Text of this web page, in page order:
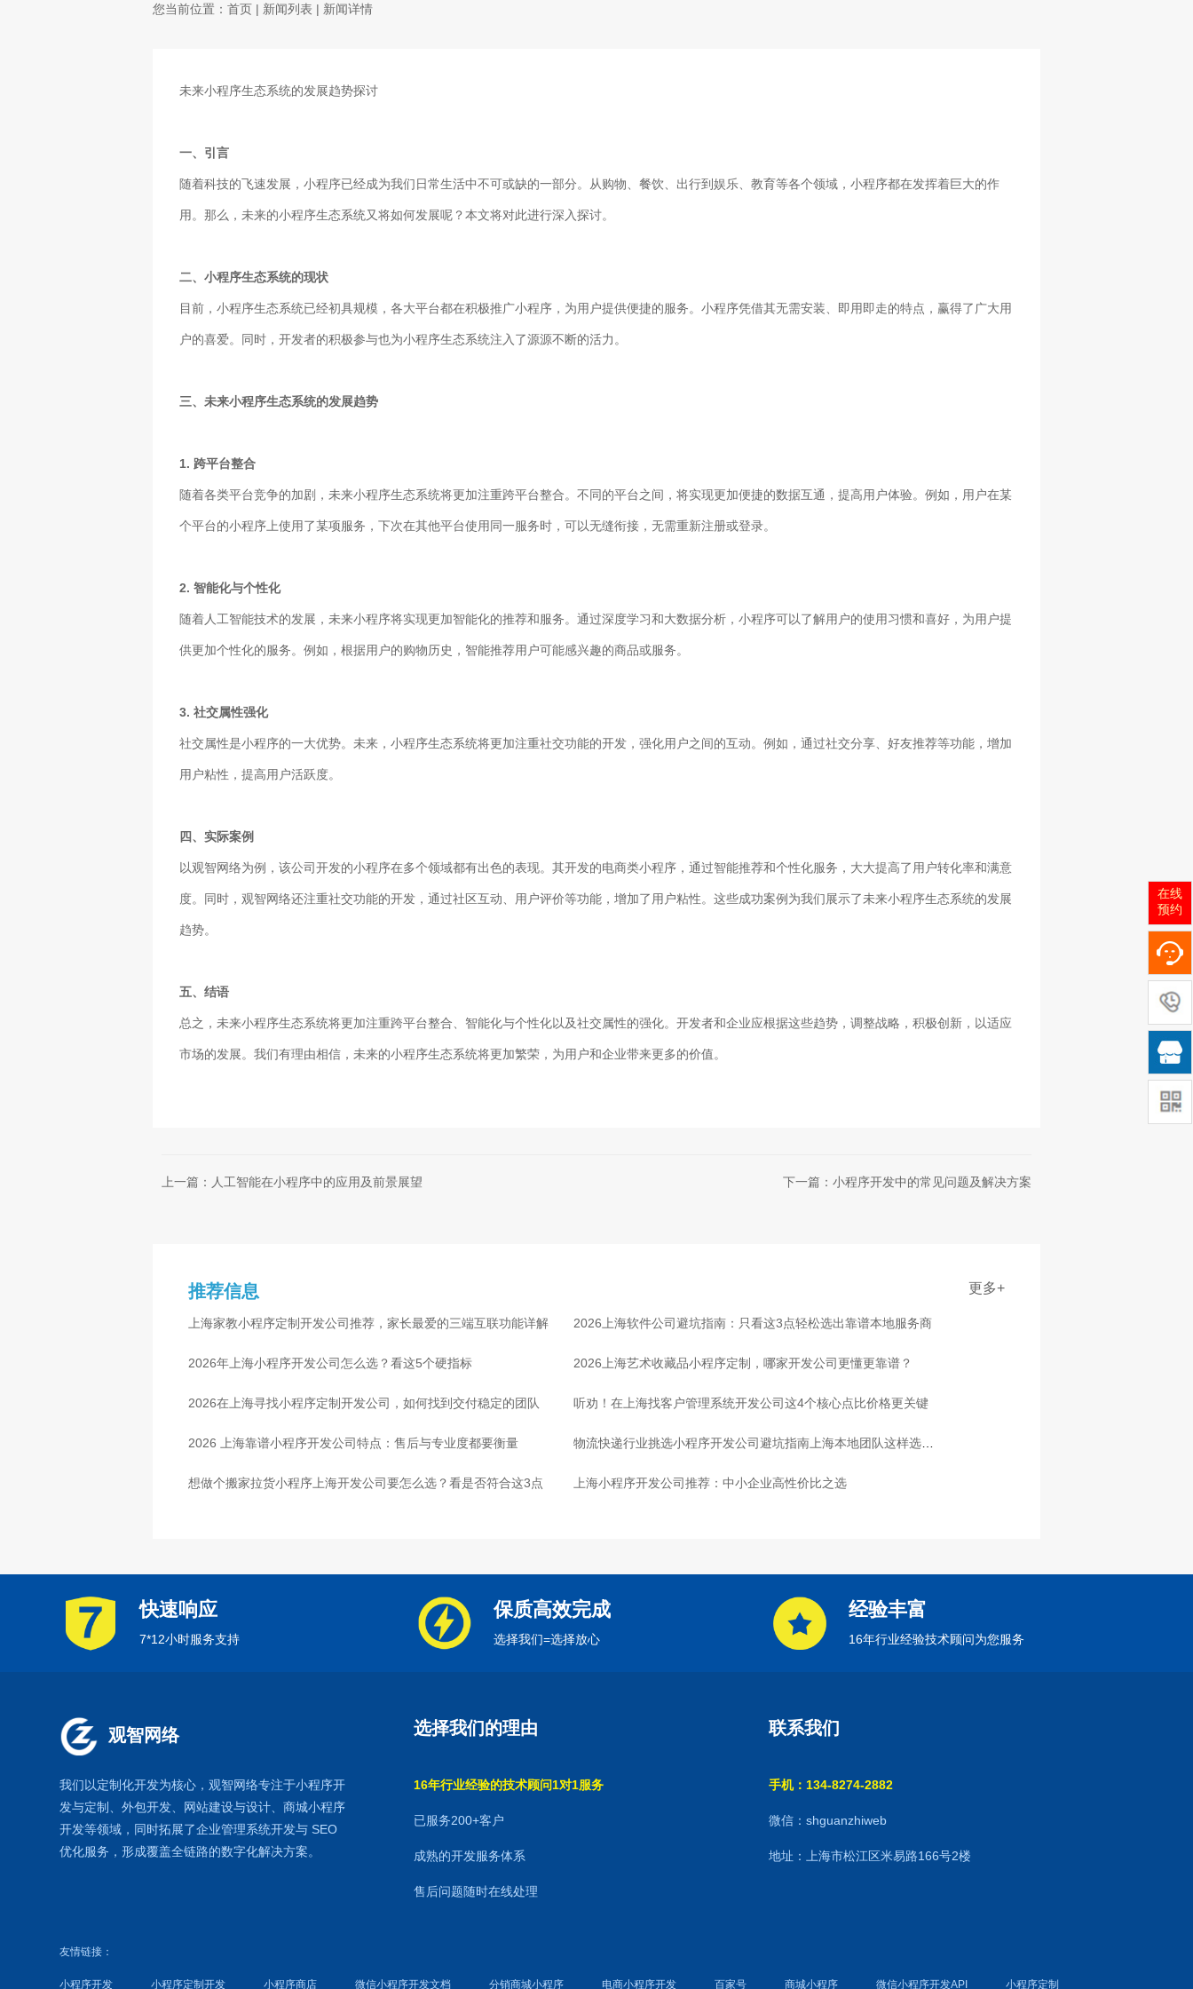
您当前位置： 首页 | 新闻列表 | 新闻详情
未来小程序生态系统的发展趋势探讨
一、引言
随着科技的飞速发展，小程序已经成为我们日常生活中不可或缺的一部分。从购物、餐饮、出行到娱乐、教育等各个领域，小程序都在发挥着巨大的作
用。那么，未来的小程序生态系统又将如何发展呢？本文将对此进行深入探讨。
二、小程序生态系统的现状
目前，小程序生态系统已经初具规模，各大平台都在积极推广小程序，为用户提供便捷的服务。小程序凭借其无需安装、即用即走的特点，赢得了广大用
户的喜爱。同时，开发者的积极参与也为小程序生态系统注入了源源不断的活力。
三、未来小程序生态系统的发展趋势
1. 跨平台整合
随着各类平台竞争的加剧，未来小程序生态系统将更加注重跨平台整合。不同的平台之间，将实现更加便捷的数据互通，提高用户体验。例如，用户在某
个平台的小程序上使用了某项服务，下次在其他平台使用同一服务时，可以无缝衔接，无需重新注册或登录。
2. 智能化与个性化
随着人工智能技术的发展，未来小程序将实现更加智能化的推荐和服务。通过深度学习和大数据分析，小程序可以了解用户的使用习惯和喜好，为用户提
供更加个性化的服务。例如，根据用户的购物历史，智能推荐用户可能感兴趣的商品或服务。
3. 社交属性强化
社交属性是小程序的一大优势。未来，小程序生态系统将更加注重社交功能的开发，强化用户之间的互动。例如，通过社交分享、好友推荐等功能，增加
用户粘性，提高用户活跃度。
四、实际案例
以观智网络为例，该公司开发的小程序在多个领域都有出色的表现。其开发的电商类小程序，通过智能推荐和个性化服务，大大提高了用户转化率和满意
度。同时，观智网络还注重社交功能的开发，通过社区互动、用户评价等功能，增加了用户粘性。这些成功案例为我们展示了未来小程序生态系统的发展
趋势。
五、结语
总之，未来小程序生态系统将更加注重跨平台整合、智能化与个性化以及社交属性的强化。开发者和企业应根据这些趋势，调整战略，积极创新，以适应
市场的发展。我们有理由相信，未来的小程序生态系统将更加繁荣，为用户和企业带来更多的价值。
上一篇：人工智能在小程序中的应用及前景展望 下一篇：小程序开发中的常见问题及解决方案
推荐信息 更多+
上海家教小程序定制开发公司推荐，家长最爱的三端互联功能详解 2026上海软件公司避坑指南：只看这3点轻松选出靠谱本地服务商
2026年上海小程序开发公司怎么选？看这5个硬指标 2026上海艺术收藏品小程序定制，哪家开发公司更懂更靠谱？
2026在上海寻找小程序定制开发公司，如何找到交付稳定的团队 听劝！在上海找客户管理系统开发公司这4个核心点比价格更关键
2026 上海靠谱小程序开发公司特点：售后与专业度都要衡量 物流快递行业挑选小程序开发公司避坑指南上海本地团队这样选放
心
想做个搬家拉货小程序上海开发公司要怎么选？看是否符合这3点 上海小程序开发公司推荐：中小企业高性价比之选
快速响应
7*12小时服务支持
保质高效完成
选择我们=选择放心
经验丰富
16年行业经验技术顾问为您服务
观智网络
我们以定制化开发为核心，观智网络专注于小程序开
发与定制、外包开发、 网站建设与设计、商城小程序
开发等领域，同时拓展了企业管理系统开发与 SEO
优化服务，形成覆盖全链路的数字化解决方案。
选择我们的理由
16年行业经验的技术顾问1对1服务
已服务200+客户
成熟的开发服务体系
售后问题随时在线处理
联系我们
手机：134-8274-2882
微信：shguanzhiweb
地址：上海市松江区米易路166号2楼
友情链接：
小程序开发 小程序定制开发 小程序商店 微信小程序开发文档 分销商城小程序 电商小程序开发 百家号 商城小程序 微信小程序开发API 小程序定制
在线
预约
